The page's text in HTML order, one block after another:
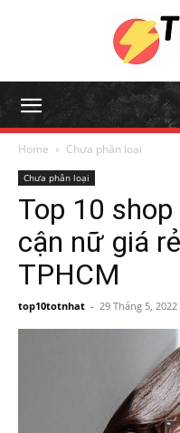
Home Chưa phân loại
Chưa phân loại
Top 10
cận nữ giá
TPHCM
top10totnhat - 29 Tháng 5, 2022